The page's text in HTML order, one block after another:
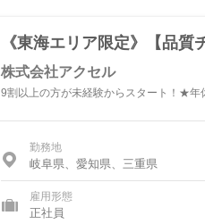
《東海エリア限定》【品
株式会社アクセル
9割以上の方が未経験からスタート！★
勤務地
岐阜県、愛知県、三重県
雇用形態
正社員